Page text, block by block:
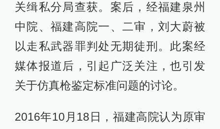
关缉私分局查获。案后，经福建泉州
中院、福建高院一、二审，刘大蔚被
以走私武器罪判处无期徒刑。此案经
媒体报道后，引起广泛关注，也引发
关于仿真枪鉴定标准问题的讨论。
2016年10月18日，福建高院认为原审